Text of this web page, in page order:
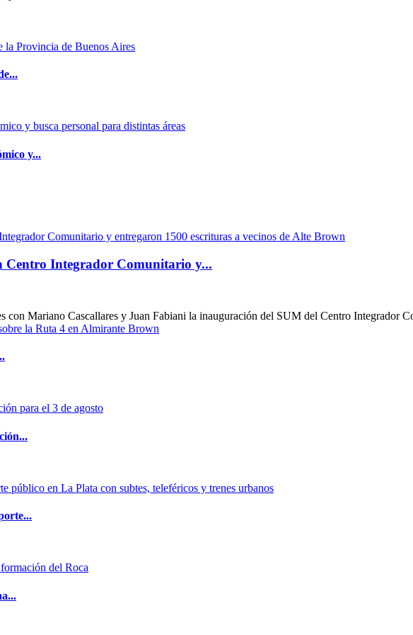
y...
Integrador Comunitario y...
con Mariano Cascallares y Juan Fabiani la inauguración del SUM del Centro Integrador